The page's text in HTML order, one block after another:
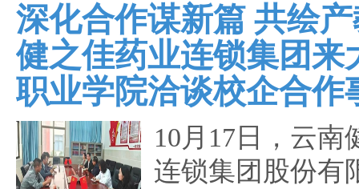
深化合作谋新篇 共绘
健之佳药业连锁集团来
职业学院洽谈校企合作
10月17日，云南
连锁集团股份有